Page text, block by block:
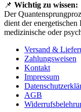
📌 Wichtig zu wissen:
Der
dient der
medizinische oder
Versand &
Zahlungsweisen
Kontakt
Impressum
AGB